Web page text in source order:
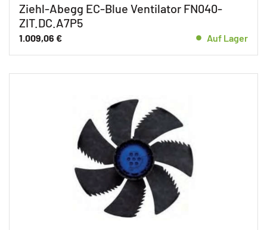
Ziehl-Abegg EC-Blue Ventilator FN040-
ZIT.DC.A7P5
1.009,06 € Auf Lager